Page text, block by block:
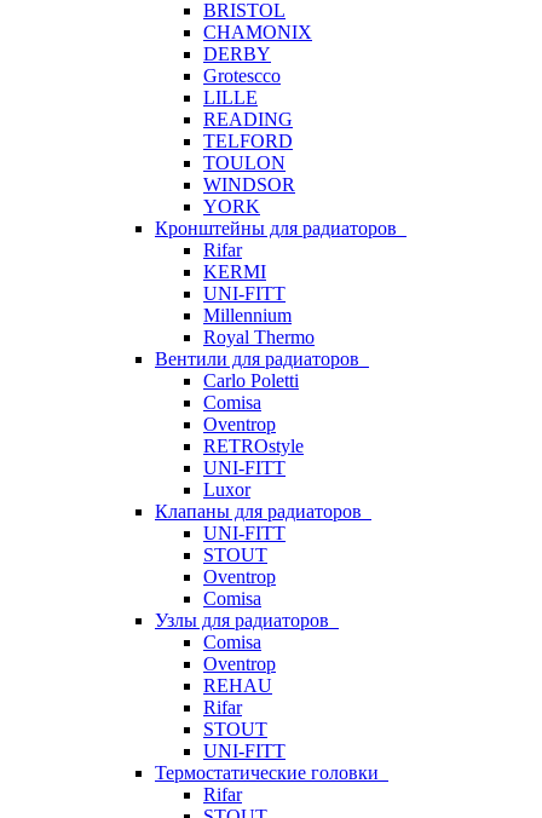
BRISTOL
CHAMONIX
DERBY
Grotescco
LILLE
READING
TELFORD
TOULON
WINDSOR
YORK
Кронштейны для радиаторов
Rifar
KERMI
UNI-FITT
Millennium
Royal Thermo
Вентили для радиаторов
Carlo Poletti
Comisa
Oventrop
RETROstyle
UNI-FITT
Luxor
Клапаны для радиаторов
UNI-FITT
STOUT
Oventrop
Comisa
Узлы для радиаторов
Comisa
Oventrop
REHAU
Rifar
STOUT
UNI-FITT
Термостатические головки
Rifar